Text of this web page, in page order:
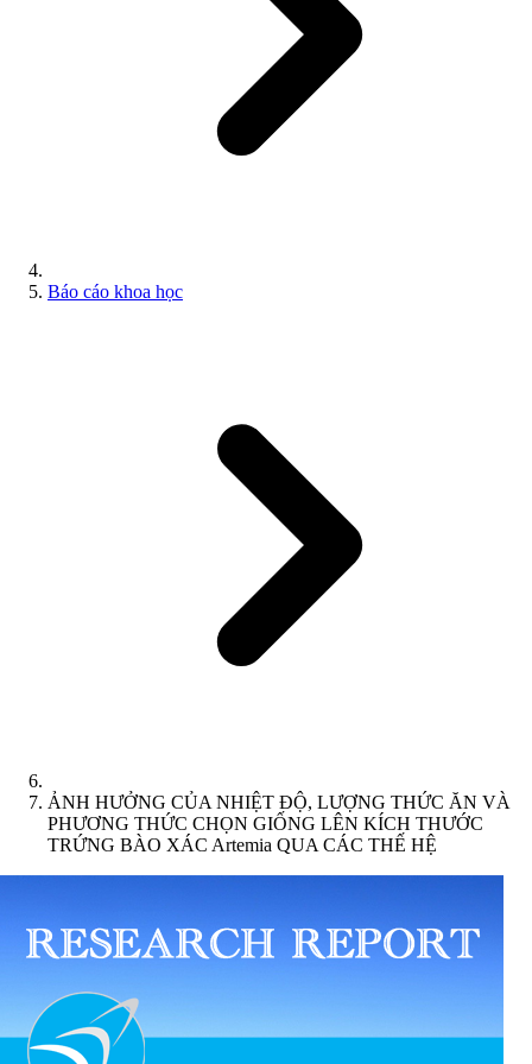
Báo cáo khoa học
ẢNH HƯỞNG CỦA NHIỆT ĐỘ, LƯỢNG THỨC ĂN VÀ
PHƯƠNG THỨC CHỌN GIỐNG LÊN KÍCH THƯỚC
TRỨNG BÀO XÁC Artemia QUA CÁC THẾ HỆ